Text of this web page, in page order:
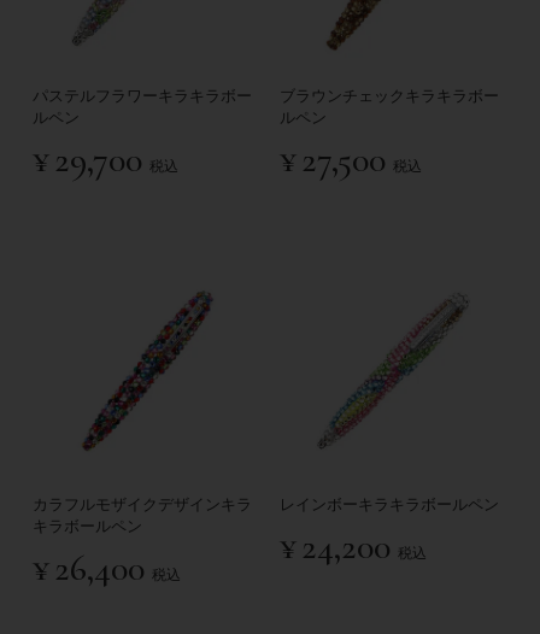
パステルフラワーキラキラボー
ルペン
¥29,700 税込
ブラウンチェックキラキラボー
ルペン
¥27,500 税込
カラフルモザイクデザインキラ
キラボールペン
¥26,400 税込
レインボーキラキラボールペン
¥24,200 税込